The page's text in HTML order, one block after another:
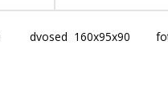
dvosed 160x95x90